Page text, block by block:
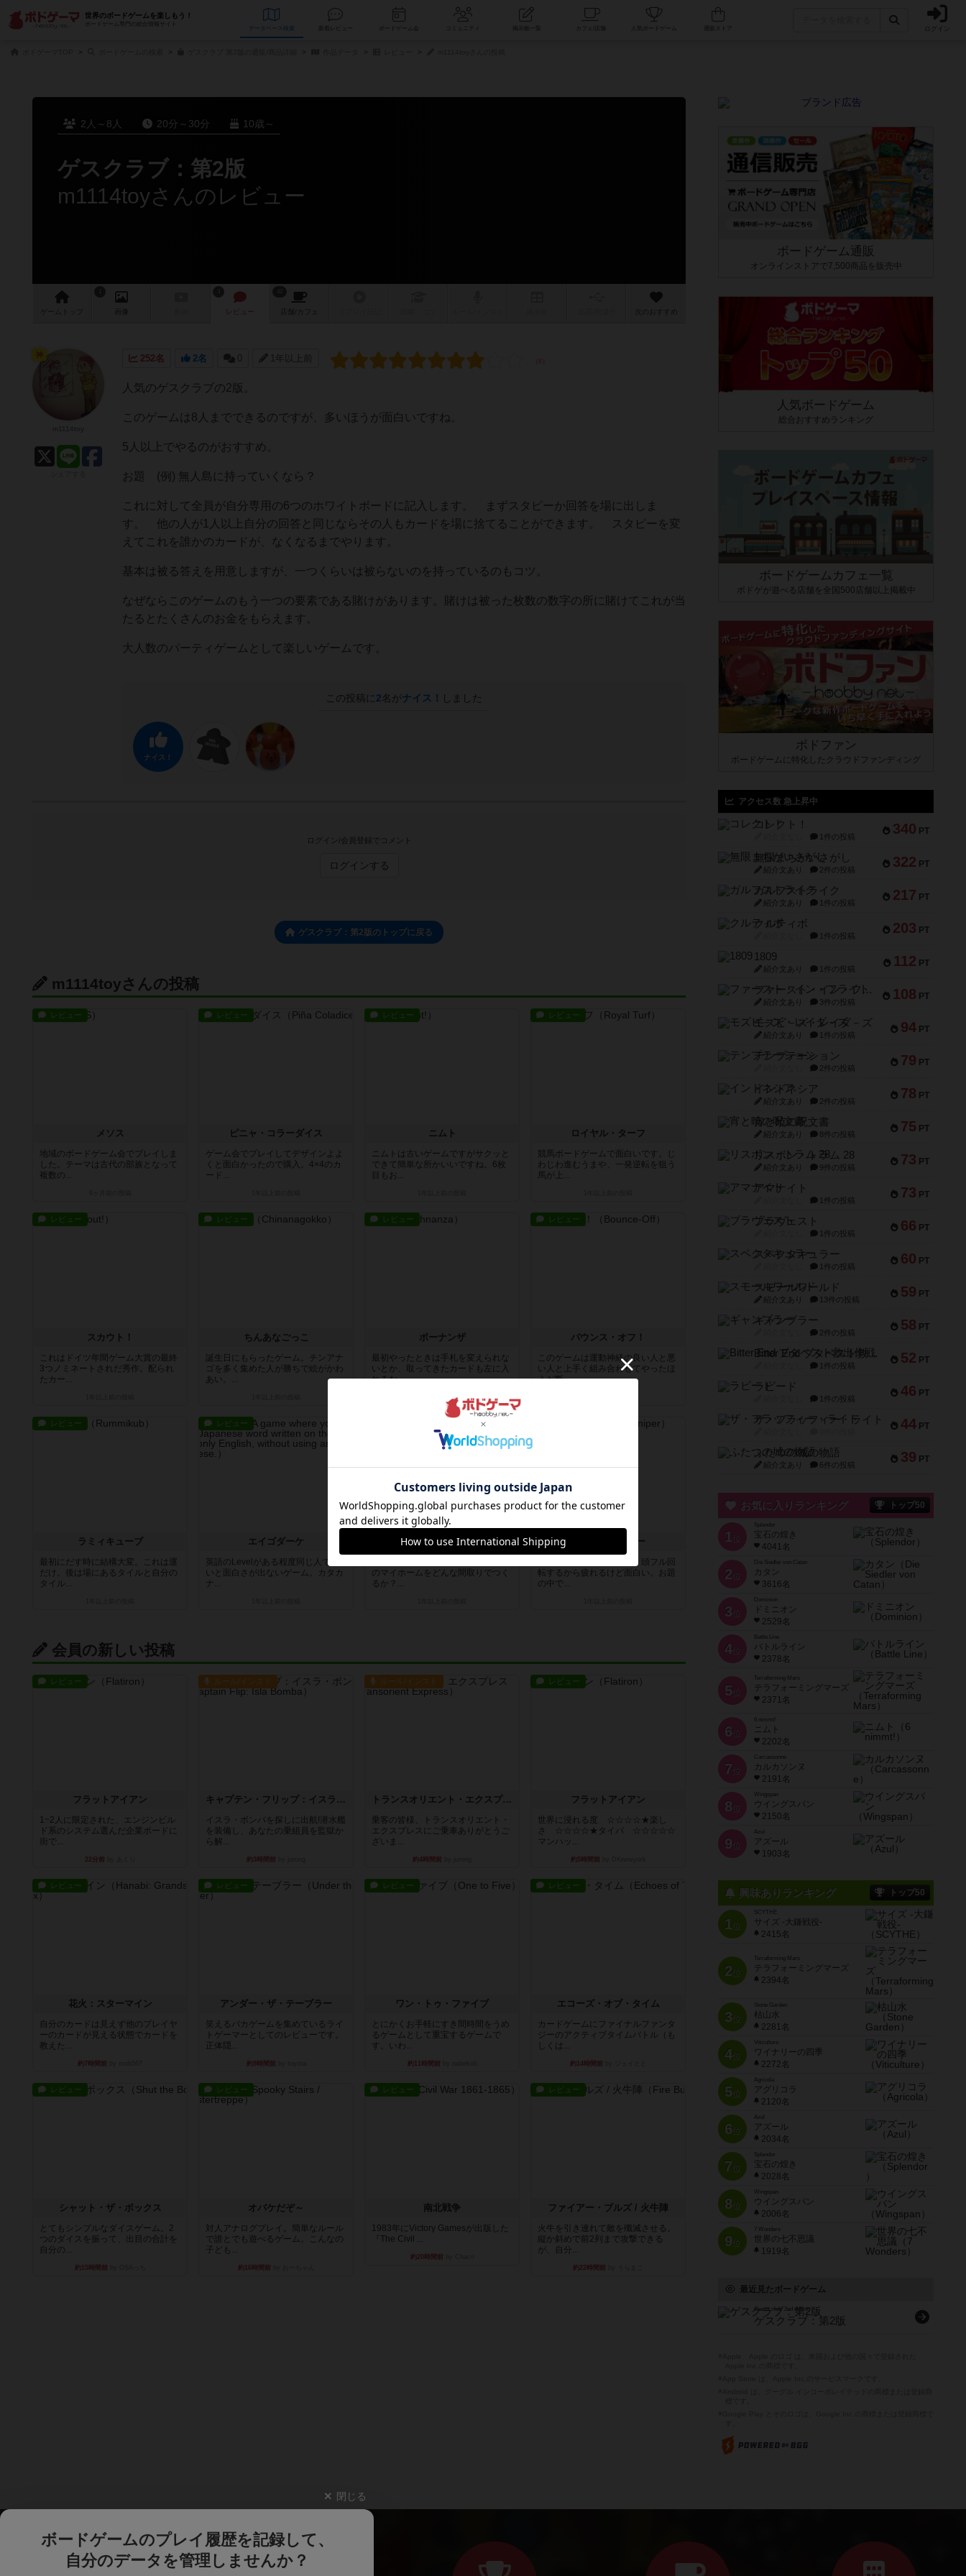
世界のボードゲームを楽しもう！
ボードゲーム専門の総合情報サイト
データベース コミュニティ 人気ボードゲーム ログイン
2人～8人 20分～30分 10歳～
ゲスクラブ：第2版
m1114toyさんのレビュー
ゲーム 画像 レビュー 店舗/ カフェ 次のおすすめ
252名 2名 0 1年以上前
人気のゲスクラブの2版。
このゲームは8人までできるのですが、多いほうが面白いですね。
5人以上でやるのがおすすめ。
お題 (例) 無人島に持っていくなら？
これに対して全員が自分専用の6つのホワイトボードに記入します。 まずスタピーか回答を場に出しま
す。 他の人が1人以上自分の回答と同じならその人もカードを場に捨てることができます。 スタピーを変
えてこれを誰かのカードが、なくなるまでやります。
基本は被る答えを用意しますが、一つくらいは被らないのを持っているのもコツ。
なぜならこのゲームのもう一つの要素である賭けがあります。賭けは被った枚数の数字の所に賭けてこれが当
たるとたくさんのお金をもらえます。
大人数のパーティゲームとして楽しいゲームです。
この投稿に 2名がナイス！ しました
ナイス！
ログイン/会員登録でコメント
ログインする
ゲスクラブ：第2版のトップに戻る
m1114toyさんの投稿
レビュー
メソス
地域のボードゲーム会でプレイしま
した。テーマは古代の部族となって
複数の...
レビュー
ピニャ・コラーダイス
ゲーム会でプレイしてデザインよよ
くと面白かったので購入。4×4のカ
ード...
レビュー
ニムト
ニムトは古いゲームですがサクッと
できて簡単な所かいいですね。6枚
目もお...
レビュー
ロイヤル・ターフ
競馬ボードゲームで面白いです。じ
わじわ進むうまや、一発逆転を狙う
馬が上...
レビュー
スカウト！
これはドイツ年間ゲーム大賞の最終
3つノミネートされだ秀作。配られ
たカー...
レビュー
ちんあなごっこ
誕生日にもらったゲーム。チンアナ
ゴを多く集めた人が勝ちで絵がかわ
あい。...
レビュー
ボーナンザ
最初やったときは手札を変えられな
いとか、取ってきたカードも左に入
れるな...
の投稿
レビュー
バウンス・オフ！
このゲームは運動神経の良い人と悪
い人と上手く組み合わせてやったほ
うが断...
レビュー
ラミィキューブ
最初にだす時に結構大変。これは運
だけ。後は場にあるタイルと自分の
タイル...
レビュー
エイゴダーケ
英語のLevelがある程度同じ人でな
いと面白さが出ないゲーム。カタカ
ナ...
ドリーム・ホーム
のマイホームをどんな間取りでつく
るか？...
ワードスナイパー
ワードゲームなんで結構、頭フル回
転するから疲れるけど面白い。お題
の中で...
会員の新しい投稿
レビュー
フラットアイアン
1~2人に限定された、エンジンビル
ド系のシステム選んだ企業ボードに
街で...
22分前
ルール/インスト
キャプテン・フリップ：イスラ・ボンバ
イスラ・ボンバを探しに出航!潜水艦
を装備し、あなたの乗組員を監獄か
ら解...
約3時間前
ルール/インスト
トランスオリエント・エクスプレス
乗客の皆様、トランスオリエント・
エクスプレスにご乗車ありがとうご
ざいま...
約4時間前
レビュー
フラットアイアン
世界に浸れる度 ☆☆☆☆★楽し
さ ☆☆☆☆★タイパ ☆☆☆☆☆
マンハッ...
約5時間前
レビュー
花火：スターマイン
自分のカードは見えず他のプレイヤ
ーのカードが見える状態でカードを
教えた...
約7時間前
レビュー
アンダー・ザ・テーブラー
笑えるバカゲームを集めているライ
トゲーマーとしてのレビューです。
正体隠...
約9時間前
レビュー
ワン・トゥ・ファイブ
とにかくお手軽にすき間時間をうめ
るゲームとして重宝するゲームで
す。いわ...
約11時間前
レビュー
エコーズ・オブ・タイム
カードゲームにファイナルファンタ
ジーのアクティブタイムバトル（も
しくは...
約14時間前
レビュー
シャット・ザ・ボックス
とてもシンプルなダイスゲーム。2
つのダイスを振って、出目の合計を
自分の...
約15時間前
レビュー
オバケだぞ～
対人アナログプレイ。簡単なルール
で誰とでも遊べるゲーム。こんなの
子ども...
約16時間前
レビュー
南北戦争
1983年にVictory Gamesが出版した
『The Civil ...
約20時間前
レビュー
ファイアー・ブルズ / 火牛陣
火牛を引き連れて敵を殲滅させる。
縦か斜めで前2列まで攻撃できる
が、自分...
約22時間前
ボードゲーム通販
オンラインストアで7,500商品を販売中
人気ボードゲーム
総合おすすめランキング
ボードゲームカフェ一覧
ボドゲが遊べる店舗を全国500店舗以上掲載中
ボドファン
ボードゲームに特化したクラウドファンディング
アクセス数 急上昇中
340 PT
コレクト！
1件の投稿
322 PT
無限まちがいさがし
紹介文あり 2件の投稿
217 PT
ガルフストライク
紹介文あり 1件の投稿
203 PT
クルティボ
1件の投稿
112 PT
1809
紹介文あり 1件の投稿
108 PT
ファースト・イン・フライト
紹介文あり 3件の投稿
94 PT
モズビ－ズ・レイダ－ズ
紹介文あり 1件の投稿
79 PT
テンプテーション
2件の投稿
78 PT
インドネシア
紹介文あり 2件の投稿
75 PT
宵と暁の呪文書
紹介文あり 8件の投稿
73 PT
リスボン・トラム 28
紹介文あり 9件の投稿
73 PT
アマナイト
1件の投稿
66 PT
ブラヴェスト
1件の投稿
60 PT
スペクタキュラー
1件の投稿
59 PT
スモールワールド
紹介文あり 13件の投稿
58 PT
ギャンブラー
2件の投稿
52 PT
Bitter End ブタペスト救出作戦
1件の投稿
46 PT
ラピード
1件の投稿
44 PT
ザ・フラッフィー・ライト
39 PT
ふたつの城の物語
紹介文あり 6件の投稿
お気に入りランキング トップ50
1 位
宝石の煌き
4041名
2 位
Die Siedler von Catan
カタン
3616名
3 位
ドミニオン
2529名
4位
Battle Line
バトルライン
2378名
5 位
Terraforming Mars
テラフォーミングマーズ
2371名
6 位
ニムト
2202名
7 位
Carcassonne
カルカソンヌ
2191名
8 位
Wingspan
ウイングスパン
2150名
9 位
Azul
アズール
1903名
興味ありランキング トップ50
1位
SCYTHE
サイズ -大鎌戦役-
2415名
2位
Terraforming Mars
テラフォーミングマーズ
2394名
3位
Stone Garden
枯山水
2281名
4位
Viticulture
ワイナリーの四季
2272名
5位
Agricola
アグリコラ
2120名
6位
Azul
アズール
2034名
7位
宝石の煌き
2028名
8位
Wingspan
ウイングスパン
2006名
9位
7 Wonders
世界の七不思議
1919名
最近見たボードゲーム
Guess club: 2nd edition
ゲスクラブ：第2版
閉じる
ボードゲームのプレイ履歴を記録して、
自分のデータを管理しませんか？